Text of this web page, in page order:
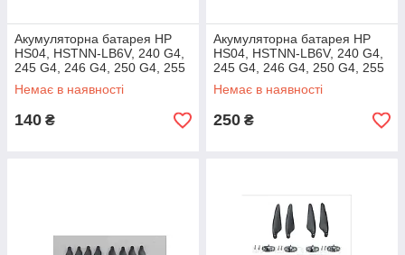
Акумуляторна батарея HP
HS04, HSTNN-LB6V, 240 G4,
245 G4, 246 G4, 250 G4, 255
G4, 256 G4
Немає в наявності
140 ₴
Акумуляторна батарея HP
HS04, HSTNN-LB6V, 240 G4,
245 G4, 246 G4, 250 G4, 255
G4, 256 G4
Немає в наявності
250 ₴